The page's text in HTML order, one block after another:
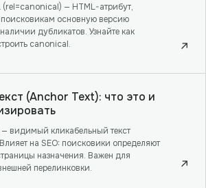
(rel=canonical) — HTML-атрибут,
основную версию
дубликатов. Узнайте как
canonical.
↗
(Anchor Text): что это и
— видимый кликабельный текст
на SEO: поисковики определяют
назначения. Важен для
перелинковки.
↗